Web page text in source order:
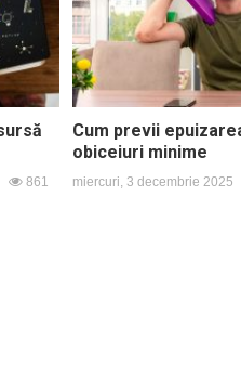
861
Cum previi
obiceiuri minime
miercuri, 3 decembrie 2025